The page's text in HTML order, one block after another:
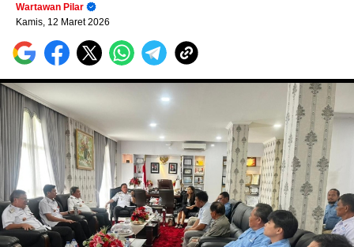
Wartawan Pilar
Kamis, 12 Maret 2026